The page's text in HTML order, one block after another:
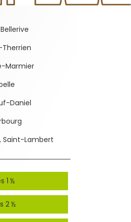
Therrien
Marmier
Daniel
Saint-Lambert
1 ½
2 ½